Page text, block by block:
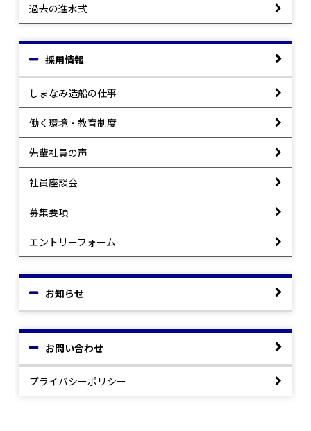
過去の進水式
採用情報
しまなみ造船の仕事
働く環境・教育制度
先輩社員の声
社員座談会
募集要項
エントリーフォーム
お知らせ
お問い合わせ
プライバシーポリシー